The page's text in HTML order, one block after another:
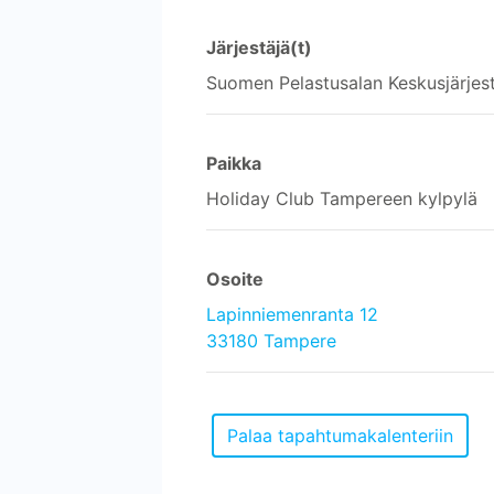
Järjestäjä(t)
Suomen Pelastusalan
Paikka
Holiday Club Tampereen kylpylä
Osoite
Lapinniemenranta 12
33180 Tampere